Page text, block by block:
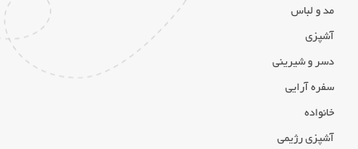
مد و لباس
آشپزی
دسر و شیرینی
سفره آرایی
خانواده
آشپزی رژیمی